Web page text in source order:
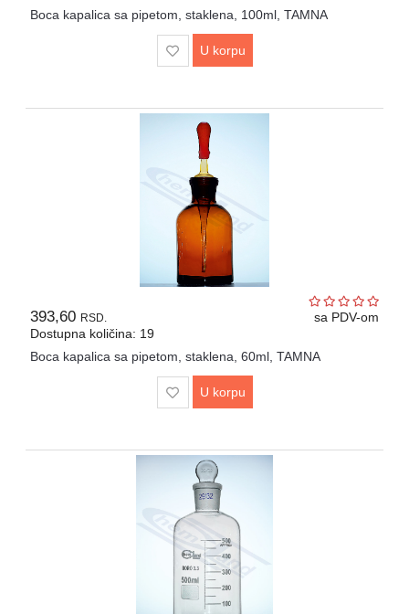
Boca kapalica sa pipetom, staklena, 100ml, TAMNA
U korpu
393,60 RSD.
sa PDV-om
Dostupna količina: 19
Boca kapalica sa pipetom, staklena, 60ml, TAMNA
U korpu